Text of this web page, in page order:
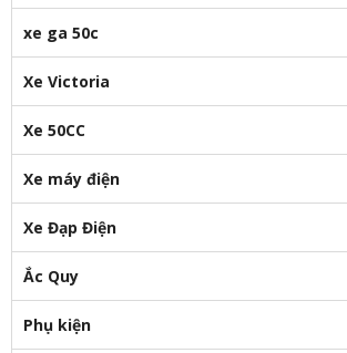
xe ga 50c
Xe Victoria
Xe 50CC
Xe máy điện
Xe Đạp Điện
Ắc Quy
Phụ kiện